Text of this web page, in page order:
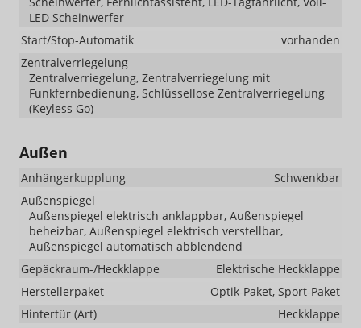
LED Scheinwerfer
Start/Stop-Automatik
vorhanden
Zentralverriegelung
Zentralverriegelung, Zentralverriegelung mit
Funkfernbedienung, Schlüssellose Zentralverriegelung
(Keyless Go)
Außen
Anhängerkupplung
Schwenkbar
Außenspiegel
Außenspiegel elektrisch anklappbar, Außenspiegel
beheizbar, Außenspiegel elektrisch verstellbar,
Außenspiegel automatisch abblendend
Gepäckraum-/Heckklappe
Elektrische Heckklappe
Herstellerpaket
Optik-Paket, Sport-Paket
Hintertür (Art)
Heckklappe